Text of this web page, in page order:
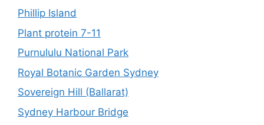
Phillip Island
Plant protein 7-11
Purnululu National Park
Royal Botanic Garden Sydney
Sovereign Hill (Ballarat)
Sydney Harbour Bridge